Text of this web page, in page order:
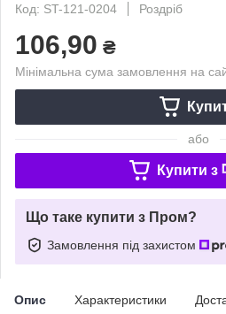
Код: ST-121-0204
Роздріб
106,90 ₴
Мінімальна сума замовлення на
або
Купити з
Що таке купити з Пром?
Замовлення під захистом
Опис Характеристики